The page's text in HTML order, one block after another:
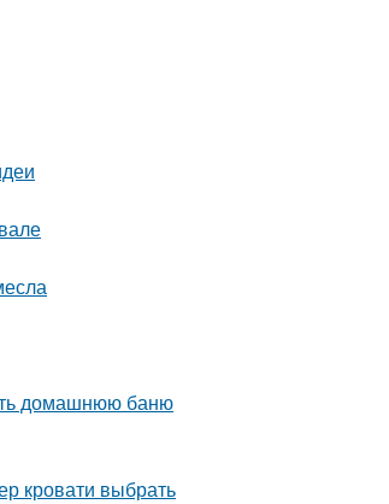
домашнюю баню
кровати выбрать